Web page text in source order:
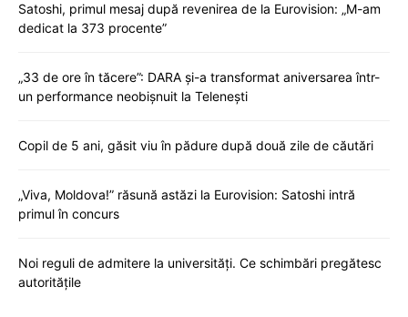
Satoshi, primul mesaj după revenirea de la Eurovision: „M-am
dedicat la 373 procente”
„33 de ore în tăcere”: DARA și-a transformat aniversarea într-
un performance neobișnuit la Telenești
Copil de 5 ani, găsit viu în pădure după două zile de căutări
„Viva, Moldova!” răsună astăzi la Eurovision: Satoshi intră
primul în concurs
Noi reguli de admitere la universități. Ce schimbări pregătesc
autoritățile